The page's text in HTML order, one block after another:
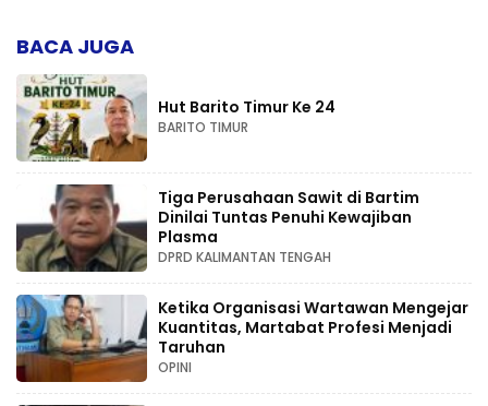
BACA JUGA
Hut Barito Timur Ke 24
BARITO TIMUR
Tiga Perusahaan Sawit di Bartim
Dinilai Tuntas Penuhi Kewajiban
Plasma
DPRD KALIMANTAN TENGAH
Ketika Organisasi Wartawan Mengejar
Kuantitas, Martabat Profesi Menjadi
Taruhan
OPINI